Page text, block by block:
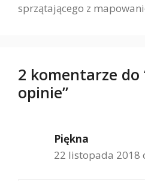
sprzątającego z
2 komentarze do
opinie”
Piękna
22 listopada 2018